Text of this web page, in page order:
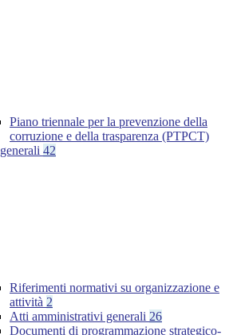
Piano triennale per la prevenzione della
corruzione e della trasparenza (PTPCT)
42
Riferimenti normativi su organizzazione e
attività 2
Atti amministrativi generali 26
Documenti di programmazione strategico-